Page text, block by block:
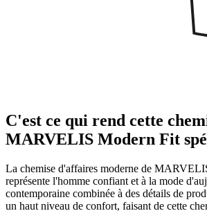
C'est ce qui rend cette
MARVELIS Modern Fit
La chemise d'affaires moderne de
représente l'homme confiant et à la mode
contemporaine combinée à des détails de
un haut niveau de confort, faisant de cette